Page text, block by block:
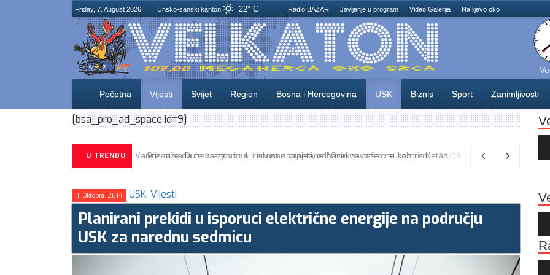
Friday, 7. August 2026. Unsko-sanski kanton 22° C Radio BAZAR Javljanje u program Video Galerija Na lijevo oko
Početna Vijesti Svijet Region Bosna i Hercegovina USK Biznis Sport Zanimljivosti
[bsa_pro_ad_space id=9]
U TRENDU Vance kaže da će pregovori s Iranom potrajati, odbacio navode o sukobu s Netanyahuom 06/08/2026
11. Oktobra. 2014. USK, Vijesti
Planirani prekidi u isporuci električne energije na području
USK za narednu sedmicu